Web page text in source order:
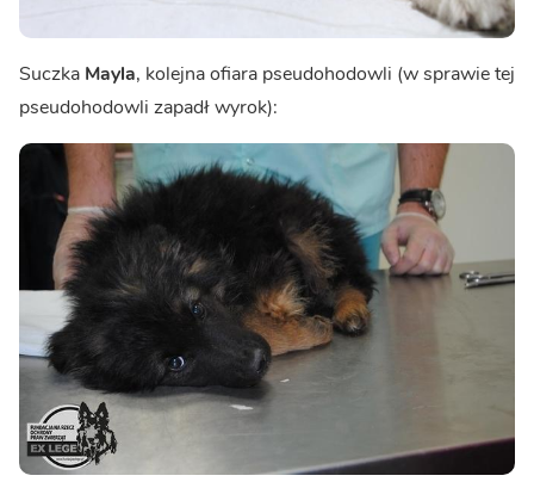
Suczka Mayla, kolejna ofiara pseudohodowli (w sprawie tej
pseudohodowli zapadł wyrok):